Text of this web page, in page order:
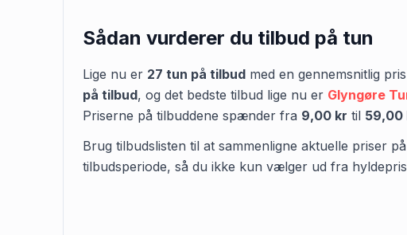
Sådan vurderer du tilbud på tun
Lige nu er 27 tun på tilbud med en gennemsnitlig
på tilbud, og det bedste tilbud lige nu er Glyngøre
Priserne på tilbuddene spænder fra 9,00 kr til 59,00
Brug tilbudslisten til at sammenligne aktuelle priser
tilbudsperiode, så du ikke kun vælger ud fra